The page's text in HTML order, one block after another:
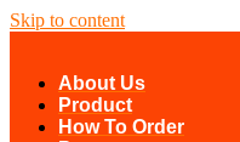
Skip to content
About Us
Product
How To Order